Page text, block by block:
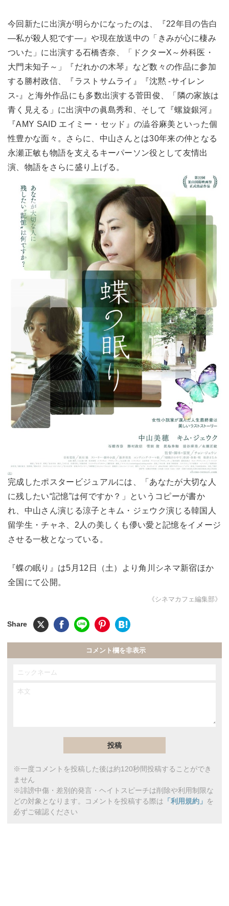
今回新たに出演が明らかになったのは、『22年目の告白
―私が殺人犯です―』や現在放送中の「きみが心に棲み
ついた」に出演する石橋杏奈、「ドクターX～外科医・
大門未知子～」『だれかの木琴』など数々の作品に参加
する勝村政信、『ラストサムライ』『沈黙 -サイレン
ス-』と海外作品にも多数出演する菅田俊、「隣の家族は
青く見える」に出演中の眞島秀和、そして『螺旋銀河』
『AMY SAID エイミー・セッド』の澁谷麻美といった個
性豊かな面々。さらに、中山さんとは30年来の仲となる
永瀬正敏も物語を支えるキーパーソン役として友情出
演、物語をさらに盛り上げる。
完成したポスタービジュアルには、「あなたが大切な人
に残したい“記憶”は何ですか？」というコピーが書か
れ、中山さん演じる涼子とキム・ジェウク演じる韓国人
留学生・チャネ、2人の美しくも儚い愛と記憶をイメージ
させる一枚となっている。
『蝶の眠り』は5月12日（土）より角川シネマ新宿ほか
全国にて公開。
《シネマカフェ編集部》
コメント欄を非表示
※一度コメントを投稿した後は約120秒間投稿することができ
ません
※誹謗中傷・差別的発言・ヘイトスピーチは削除や利用制限な
どの対象となります。コメントを投稿する際は 「利用規約」 を
必ずご確認ください